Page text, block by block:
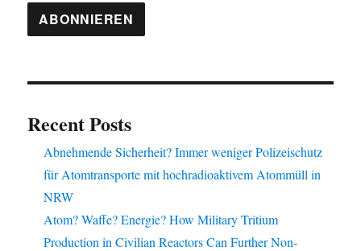
Recent Posts
Abnehmende Sicherheit? Immer weniger Polizeischutz
für Atomtransporte mit hochradioaktivem Atommüll in
NRW
Atom? Waffe? Energie? How Military Tritium
Production in Civilian Reactors Can Further Non-